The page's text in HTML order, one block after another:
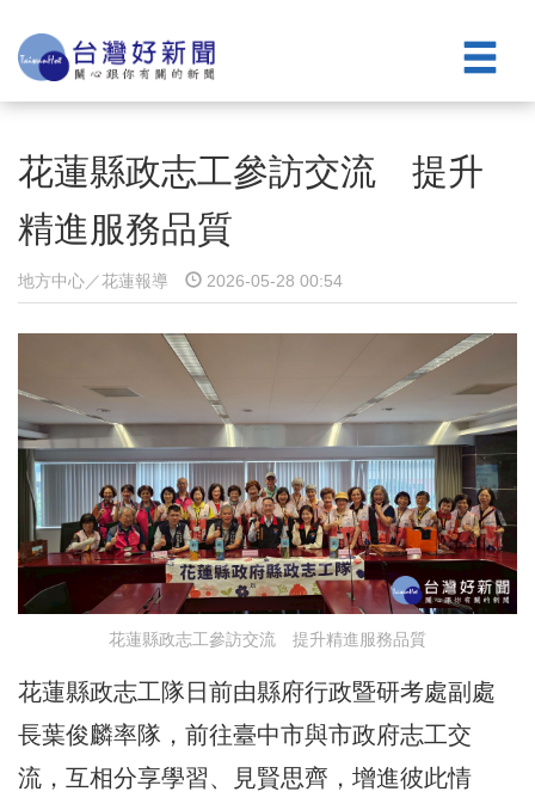
花蓮縣政志工參訪交流 提升
精進服務品質
地方中心／花蓮報導 2026-05-28 00:54
花蓮縣政志工參訪交流 提升精進服務品質
花蓮縣政志工隊日前由縣府行政暨研考處副處
長葉俊麟率隊，前往臺中市與市政府志工交
流，互相分享學習、見賢思齊，增進彼此情